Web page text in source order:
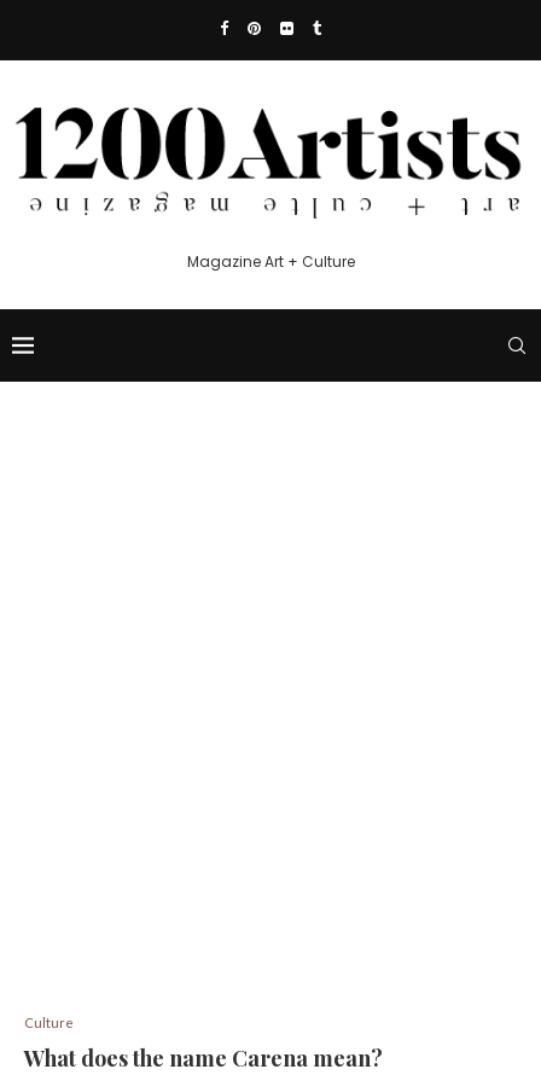
Magazine Art + Culture
Culture
What does the name Carena mean?